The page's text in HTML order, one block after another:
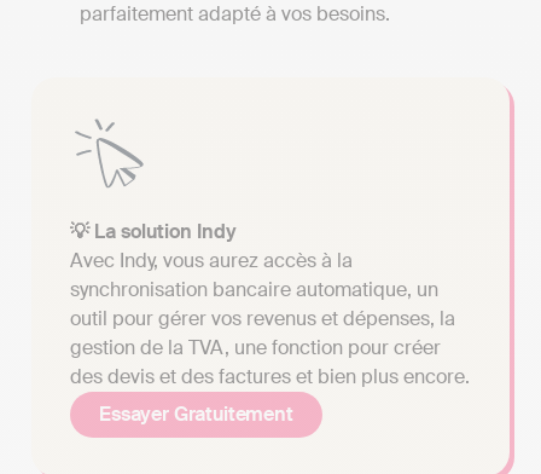
parfaitement adapté à vos besoins.
💡 La solution Indy
Avec Indy, vous aurez accès à la
synchronisation bancaire automatique, un
outil pour gérer vos revenus et dépenses, la
gestion de la TVA, une fonction pour créer
des devis et des factures et bien plus encore.
Essayer Gratuitement